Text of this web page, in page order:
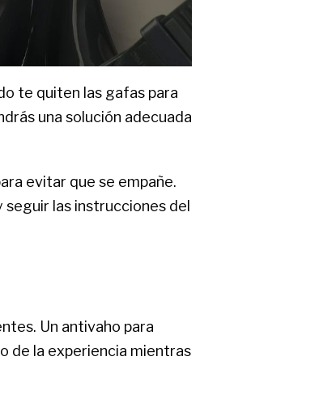
te quiten las gafas para
una solución adecuada
evitar que se empañe.
seguir las instrucciones del
Un antivaho para
de la experiencia mientras